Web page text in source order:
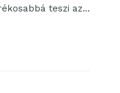
teszi az...